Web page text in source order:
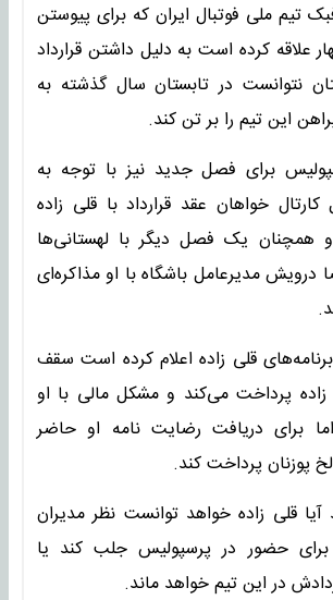
تیم ملی فوتبال ایران که برای پیوستن
علاقه کرده است به دلیل داشتن قرارداد
نتوانست در تابستان سال گذشته به
این تیم را بر تن کند.
برای فصل جدید نیز با توجه به
خواهان عقد قرارداد با قلی زاده
همچنان یک فصل دیگر با لهستانی‌ها
درویش مدیرعامل باشگاه با او مذاکره‌ای
قلی زاده اعلام کرده است سقف
زاده پرداخت می‌کند و مشکل مالی با او
برای دریافت رضایت نامه او حاضر
پوزنان پرداخت کند.
آیا قلی زاده خواهد توانست نظر مدیران
برای حضور در پرسپولیس جلب کند یا
در این تیم خواهد ماند.